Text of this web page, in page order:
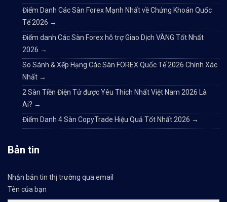
Điểm Danh Các Sàn Forex Mạnh Nhất về Chứng Khoán Quốc
Tế 2026 →
Điểm danh Các Sàn Forex hỗ trợ Giao Dịch VÀNG Tốt Nhất
2026 →
So Sánh & Xếp Hạng Các Sàn FOREX Quốc Tế 2026 Chính Xác
Nhất →
2 Sàn Tiền Điện Tử được Yêu Thích Nhất Việt Nam 2026 Là
Ai? →
Điểm Danh 4 Sàn CopyTrade Hiệu Quả Tốt Nhất 2026 →
Bản tin
Nhận bản tin thị trường qua email
Tên của bạn